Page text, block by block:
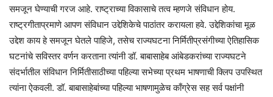
समजून घेण्याची गरज आहे. राष्ट्राच्या विकासाचे तत्व म्हणजे संविधान होय.
राष्ट्रगीताप्रमाणे आपण संविधान उद्देशिकेचे पाठांतर करायला हवे. उद्देशिकांचा मूळ
उद्देश काय हे समजून घेतले पाहिजे, तसेच राज्यघटना निर्मितीप्रसंगीच्या ऐतिहासिक
घटनांचे सविस्तर वर्णन करताना त्यांनी डॉ. बाबासाहेब आंबेडकरांच्या राज्यघटने
संदर्भातील संविधान निर्मितीसाठीच्या पहिल्या सभेच्या प्रथम भाषणाची क्लिप उपस्थित
त्यांना ऐकवली. डॉ. बाबासाहेबांच्या पहिल्या भाषणामुळेच काँग्रेस सह सर्व पक्षांनी